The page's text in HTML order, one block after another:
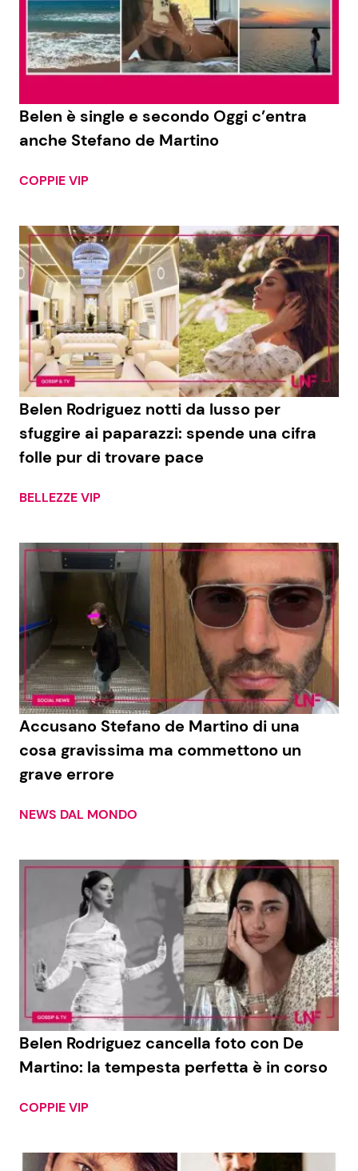
Economia
Persone Scomparse
Politica
Fiction e Serie TV
Programmi TV
Reality e Talent
Soap Opera
News Cinema
News Musica
News Spettacolo
News dal mondo
Benessere
Casa
Moda e Style
News benessere
Salute
Viaggi e Turismo
Festività
Cucina e Ricette
Consigli di Cucina
Primi Piatti
Ricette Facili e Veloci
Ricette Feste
Ricette per Bambini
Seguici
Info
Disclaimer e Privacy
Redazione
Contattaci
Pubblicità
Privacy Policy
Belen è single e secondo Oggi c’entra
anche Stefano de Martino
COPPIE VIP
Belen Rodriguez notti da lusso per
sfuggire ai paparazzi: spende una cifra
folle pur di trovare pace
BELLEZZE VIP
Accusano Stefano de Martino di una
cosa gravissima ma commettono un
grave errore
NEWS DAL MONDO
Belen Rodriguez cancella foto con De
Martino: la tempesta perfetta è in corso
COPPIE VIP